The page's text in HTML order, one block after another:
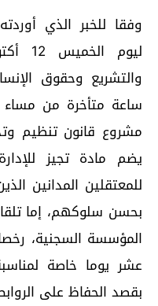
وفقا للخبر الذي
والتشريع وحقوق
ساعة متأخرة من مساء
مشروع قانون تنظيم
يضم مادة تجيز
للمعتقلين المدانين
بحسن سلوكهم، إما
المؤسسة السجنية،
عشر يوما خاصة
بقصد الحفاظ على